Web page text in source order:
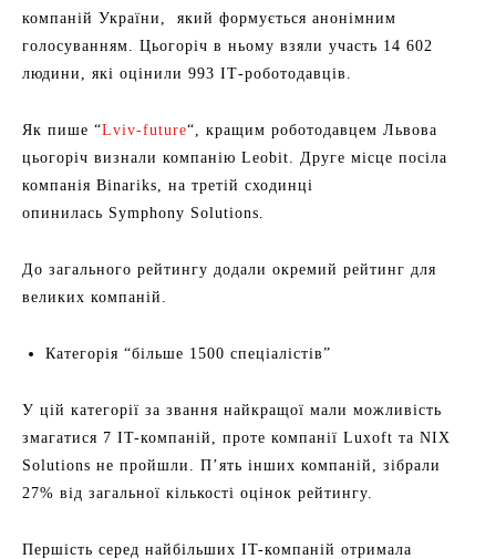
компаній України, який формується анонімним
голосуванням. Цьогоріч в ньому взяли участь 14 602
людини, які оцінили 993 ІТ-роботодавців.
Як пише “Lviv-future“, кращим роботодавцем Львова
цьогоріч визнали компанію Leobit. Друге місце посіла
компанія Binariks, на третій сходинці
опинилась Symphony Solutions.
До загального рейтингу додали окремий рейтинг для
великих компаній.
Категорія “більше 1500 спеціалістів”
У цій категорії за звання найкращої мали можливість
змагатися 7 IT-компаній, проте компанії Luxoft та NIX
Solutions не пройшли. П’ять інших компаній, зібрали
27% від загальної кількості оцінок рейтингу.
Першість серед найбільших IT-компаній отримала